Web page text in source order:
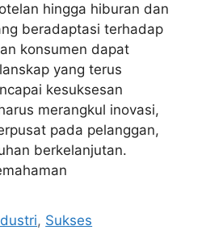
hingga hiburan dan
beradaptasi terhadap
konsumen dapat
yang terus
kesuksesan
merangkul inovasi,
pada pelanggan,
berkelanjutan.
, Sukses